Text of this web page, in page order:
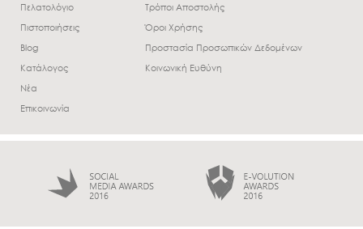
Πελατολόγιο
Πιστοποιήσεις
Blog
Κατάλογος
Νέα
Επικοινωνία
Τρόποι Αποστολής
Όροι Χρήσης
Προστασία Προσωπικών Δεδομένων
Κοινωνική Ευθύνη